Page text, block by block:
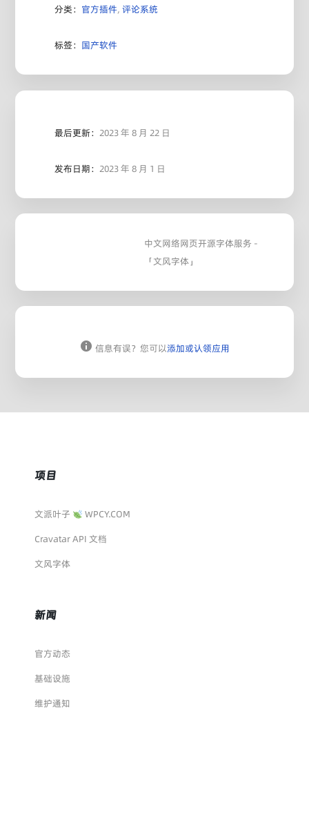
分类： 官方插件, 评论系统
标签： 国产软件
最后更新： 2023 年 8 月 22 日
发布日期： 2023 年 8 月 1 日
中文网络网页开源字体服务 -
「文风字体」
信息有误？您可以添加或认领应用
项目
文派叶子
WPCY.COM
Cravatar API 文档
文风字体
新闻
官方动态
基础设施
维护通知